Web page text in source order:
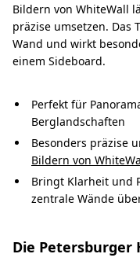
Bildern von WhiteWall
präzise umsetzen. Das
Wand und wirkt
einem Sideboard.
Perfekt für
Berglandschaften
Besonders präzise
Bildern von
Bringt Klarheit und
zentrale Wände
Die Petersburger